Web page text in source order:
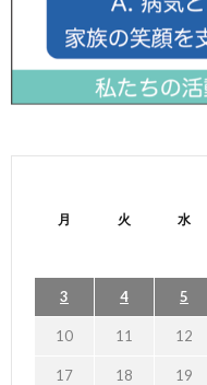
月 火 水
3 4 5
10 11 12
17 18 19